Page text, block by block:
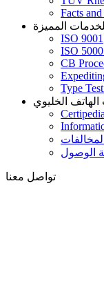
Facts
ISO 9001
ISO
CB
Type
Certipedia
الوصول
تواصل معنا